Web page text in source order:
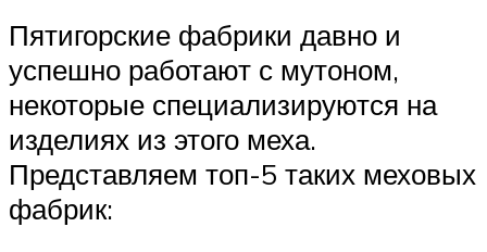
Пятигорские фабрики давно и
успешно работают с мутоном,
некоторые специализируются на
изделиях из этого меха.
Представляем топ-5 таких меховых
фабрик: